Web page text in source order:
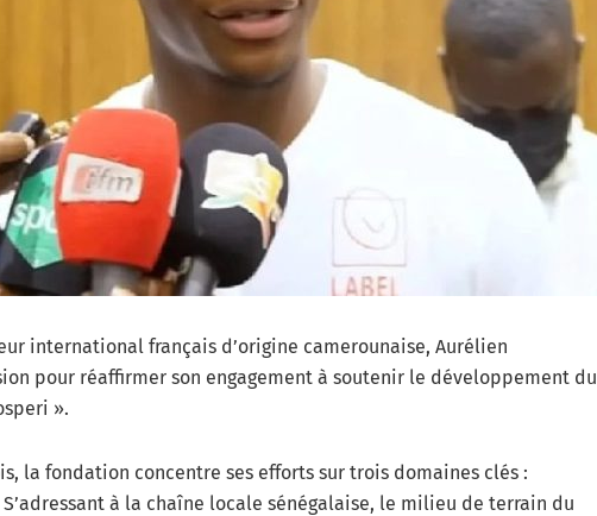
international français d’origine camerounaise, Aurélien
pour réaffirmer son engagement à soutenir le développement du
».
la fondation concentre ses efforts sur trois domaines clés :
à la chaîne locale sénégalaise, le milieu de terrain du